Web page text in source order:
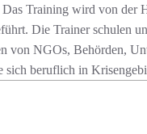
Das Training wird von der
Die Trainer schulen
von NGOs, Behörden,
sich beruflich in